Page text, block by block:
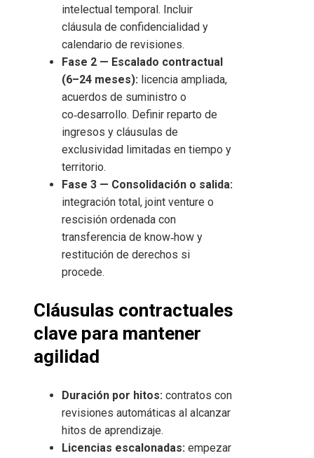
intelectual temporal. Incluir
cláusula de confidencialidad y
calendario de revisiones.
Fase 2 — Escalado contractual
(6–24 meses): licencia ampliada,
acuerdos de suministro o
co‑desarrollo. Definir reparto de
ingresos y cláusulas de
exclusividad limitadas en tiempo y
territorio.
Fase 3 — Consolidación o salida:
integración total, joint venture o
rescisión ordenada con
transferencia de know‑how y
restitución de derechos si
procede.
Cláusulas contractuales
clave para mantener
agilidad
Duración por hitos: contratos con
revisiones automáticas al alcanzar
hitos de aprendizaje.
Licencias escalonadas: empezar